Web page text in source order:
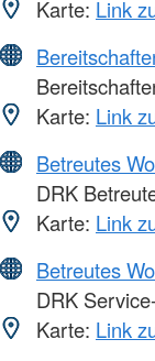
Karte: Link
Karte: Link
Betreutes
DRK
Karte: Link
Betreutes
DRK
Karte: Link